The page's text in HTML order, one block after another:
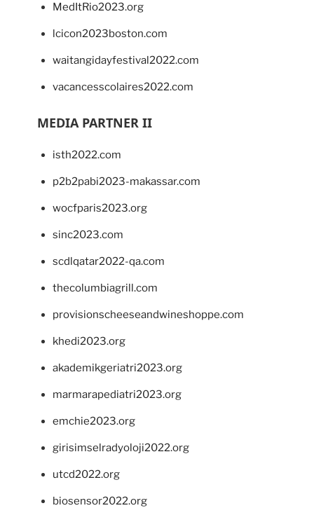
MedItRio2023.org
lcicon2023boston.com
waitangidayfestival2022.com
vacancesscolaires2022.com
MEDIA PARTNER II
isth2022.com
p2b2pabi2023-makassar.com
wocfparis2023.org
sinc2023.com
scdlqatar2022-qa.com
thecolumbiagrill.com
provisionscheeseandwineshoppe.com
khedi2023.org
akademikgeriatri2023.org
marmarapediatri2023.org
emchie2023.org
girisimselradyoloji2022.org
utcd2022.org
biosensor2022.org